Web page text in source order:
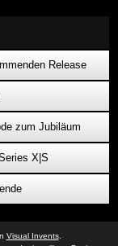
Release
zum Jubiläum
X|S
Visual Invents.